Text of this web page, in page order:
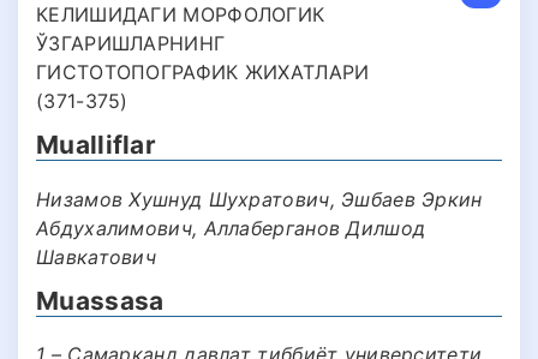
КЕЛИШИДАГИ МОРФОЛОГИК
ЎЗГАРИШЛАРНИНГ
ГИСТОТОПОГРАФИК ЖИХАТЛАРИ
(371-375)
Mualliflar
Низамов Хушнуд Шухратович, Эшбаев Эркин
Абдухалимович, Аллаберганов Дилшод
Шавкатович
Muassasa